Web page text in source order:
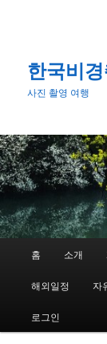
어
넘
기
한국비
사진 촬영 여행
홈 소개
해외일정 자
로그인